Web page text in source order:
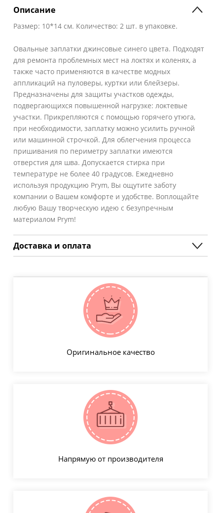
Описание
Размер: 10*14 см. Количество: 2 шт. в упаковке.
Овальные заплатки джинсовые синего цвета. Подходят
для ремонта проблемных мест на локтях и коленях, а
также часто применяются в качестве модных
аппликаций на пуловеры, куртки или блейзеры.
Предназначены для защиты участков одежды,
подвергающихся повышенной нагрузке: локтевые
участки. Прикрепляются с помощью горячего утюга,
при необходимости, заплатку можно усилить ручной
или машинной строчкой. Для облегчения процесса
пришивания по периметру заплатки имеются
отверстия для шва. Допускается стирка при
температуре не более 40 градусов. Ежедневно
используя продукцию Prym, Вы ощутите заботу
компании о Вашем комфорте и удобстве. Воплощайте
любую Вашу творческую идею с безупречным
материалом Prym!
Доставка и оплата
Оригинальное качество
Напрямую от производителя